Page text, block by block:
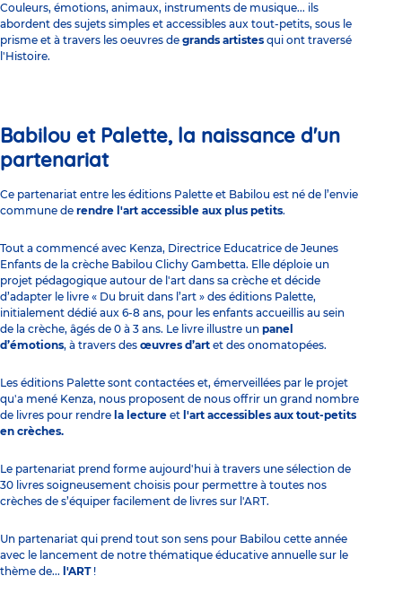
Couleurs, émotions, animaux, instruments de musique... ils
abordent des sujets simples et accessibles aux tout-petits, sous le
prisme et à travers les oeuvres de grands artistes qui ont traversé
l'Histoire.
Babilou et Palette, la naissance d'un
partenariat
Ce partenariat entre les éditions Palette et Babilou est né de l’envie
commune de rendre l'art accessible aux plus petits.
Tout a commencé avec Kenza, Directrice Educatrice de Jeunes
Enfants de la crèche Babilou Clichy Gambetta. Elle déploie un
projet pédagogique autour de l'art dans sa crèche et décide
d’adapter le livre « Du bruit dans l’art » des éditions Palette,
initialement dédié aux 6-8 ans, pour les enfants accueillis au sein
de la crèche, âgés de 0 à 3 ans. Le livre illustre un panel
d’émotions, à travers des œuvres d’art et des onomatopées.
Les éditions Palette sont contactées et, émerveillées par le projet
qu'a mené Kenza, nous proposent de nous offrir un grand nombre
de livres pour rendre la lecture et l'art accessibles aux tout-petits
en crèches.
Le partenariat prend forme aujourd'hui à travers une sélection de
30 livres soigneusement choisis pour permettre à toutes nos
crèches de s’équiper facilement de livres sur l'ART.
Un partenariat qui prend tout son sens pour Babilou cette année
avec le lancement de notre thématique éducative annuelle sur le
thème de... l'ART!